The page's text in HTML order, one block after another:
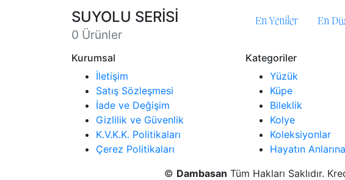
SUYOLU SERİSİ
0 Ürünler
En Yeniler En
Kurumsal
İletişim
Satış Sözleşmesi
İade ve Değişim
Gizlilik ve Güvenlik
K.V.K.K. Politikaları
Çerez Politikaları
Kategoriler
Yüzük
Küpe
Bileklik
Kolye
Koleksiyonlar
Hayatın Anlarına
© Dambasan Tüm Hakları Saklıdır.